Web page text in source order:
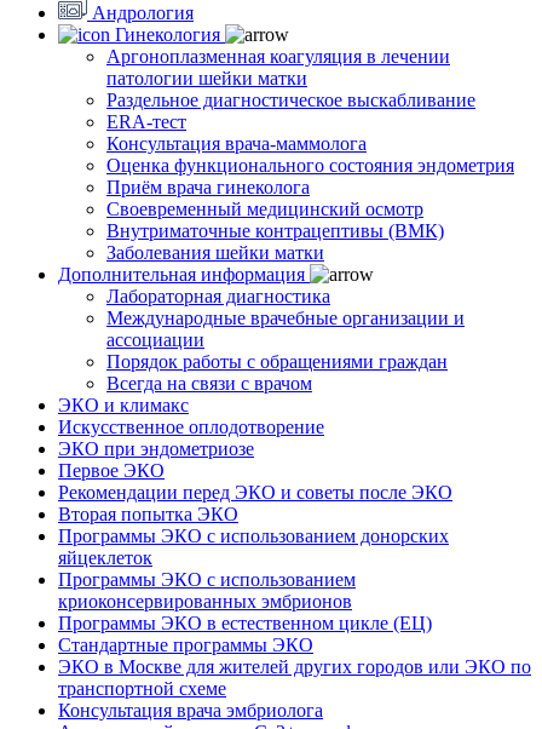
Андрология
Гинекология
Аргоноплазменная коагуляция в лечении
патологии шейки матки
Раздельное диагностическое выскабливание
ERA-тест
Консультация врача-маммолога
Оценка функционального состояния эндометрия
Приём врача гинеколога
Своевременный медицинский осмотр
Внутриматочные контрацептивы (ВМК)
Заболевания шейки матки
Дополнительная информация
Лабораторная диагностика
Международные врачебные организации и
ассоциации
Порядок работы с обращениями граждан
Всегда на связи с врачом
ЭКО и климакс
Искусственное оплодотворение
ЭКО при эндометриозе
Первое ЭКО
Рекомендации перед ЭКО и советы после ЭКО
Вторая попытка ЭКО
Программы ЭКО с использованием донорских
яйцеклеток
Программы ЭКО с использованием
криоконсервированных эмбрионов
Программы ЭКО в естественном цикле (ЕЦ)
Стандартные программы ЭКО
ЭКО в Москве для жителей других городов или ЭКО по
транспортной схеме
Консультация врача эмбриолога